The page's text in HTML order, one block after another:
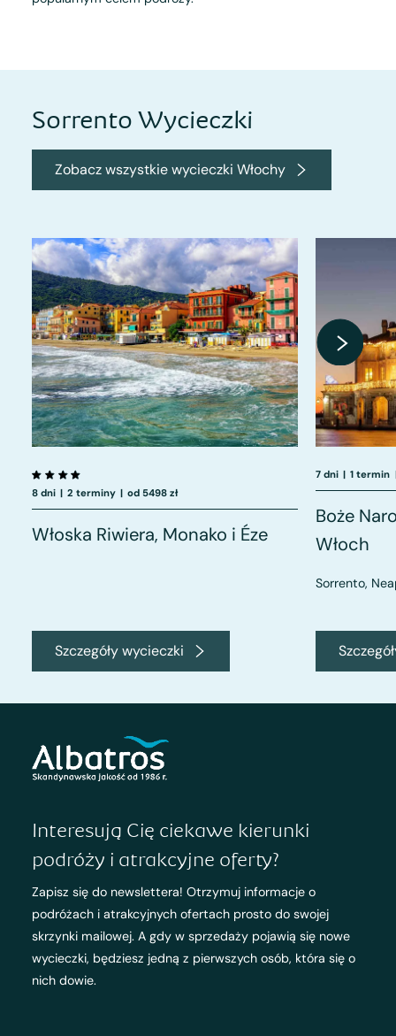
Sorrento Wycieczki
Zobacz wszystkie wycieczki Włochy
8 dni | 2 terminy | od 5498 zł
Włoska Riwiera, Monako i Éze
Szczegóły wycieczki
7 dni | 1 termin
Boże
Włoch
Sorrento,
Interesują Cię ciekawe kierunki
podróży i atrakcyjne oferty?
Zapisz się do newslettera! Otrzymuj informacje o
podróżach i atrakcyjnych ofertach prosto do swojej
skrzynki mailowej. A gdy w sprzedaży pojawią się nowe
wycieczki, będziesz jedną z pierwszych osób, która się o
nich dowie.